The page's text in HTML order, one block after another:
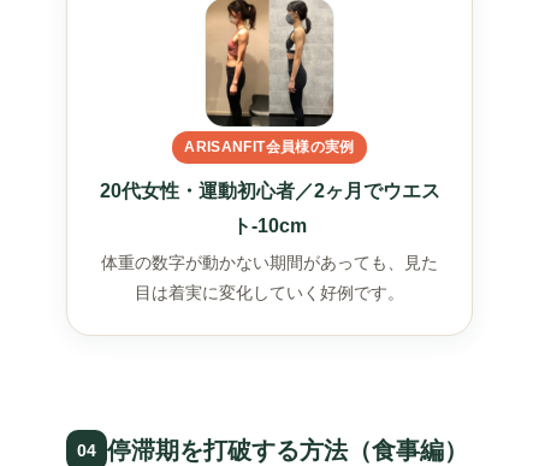
ARISANFIT会員様の実例
20代女性・運動初心者／2ヶ月でウエス
ト-10cm
体重の数字が動かない期間があっても、見た
目は着実に変化していく好例です。
04 停滞期を打破する方法（食事編）